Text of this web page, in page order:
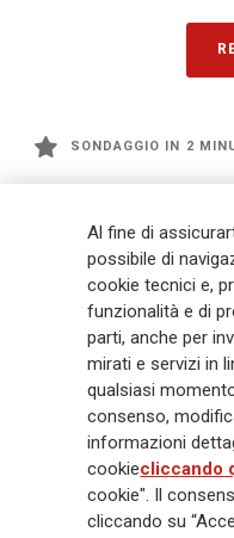
SONDAGGIO IN 2
management a livello globale,
miliardi e € 900 miliardi di
mila dipendenti e 163 mila
Gruppo ha una posizione di
crescente in Asia e America.
impegno Lifetime Partner
innovative e personalizzate,
capacità di distribuzione
completamente integrato la
l'obiettivo di creare valore per
società più equa e resiliente.
Al fine di
possibile di
cookie tecnici e,
funzionalità e di
parti, anche per
mirati e servizi in
qualsiasi
consenso,
informazioni
cookiecliccando
cookie". Il
cliccando su